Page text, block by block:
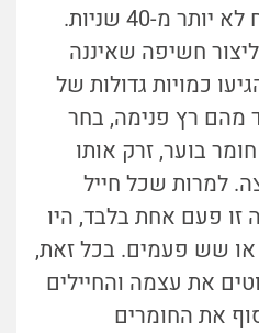
חייל יכול לשהות בשטח לא יותר מ-40 שניות.
חשיפה שאיננה
כמויות גדולות של
מהם רץ פנימה, בחר
בוער, זרק אותו
למרות שכל חייל
פעם אחת בלבד, היו
או שש פעמים. בכל זאת,
את עצמה והחיילים
את החומרים